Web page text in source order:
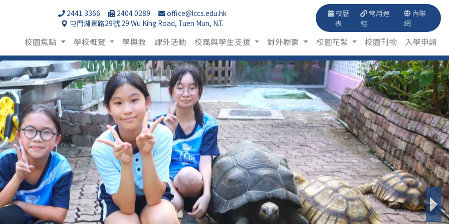
2441 3366 2404 0289
office@lccs.edu.hk
屯門湖景路29號 29 Wu King Road, Tuen Mun, N.T.
校曆
表
常用連
結
內聯
網
校園焦點 學校概覽 學與教 課外活動 校風與學生支援 對外聯繫 校園花絮 校園刊物 入學申請